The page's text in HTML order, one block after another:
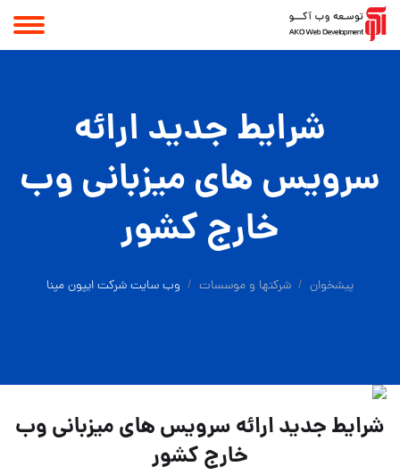
شرایط جدید ارائه
سرویس های میزبانی وب
خارج کشور
پیشخوان شرکتها و موسسات وب سایت شرکت ایپون مپنا
شرایط جدید ارائه سرویس های میزبانی وب
خارج کشور